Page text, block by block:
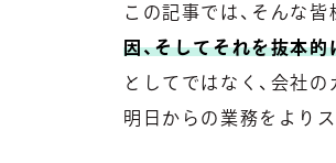
この記事では、そんな皆
因、そしてそれを抜本
としてではなく、会社
明日からの業務をより